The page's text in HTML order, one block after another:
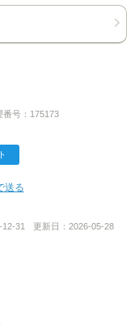
。
番号： 175173
送る
31 更新日： 2026-05-28